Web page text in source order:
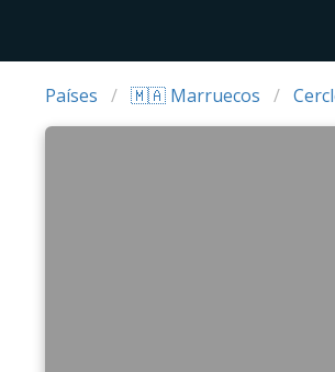
Países 🇲🇦 Marruecos